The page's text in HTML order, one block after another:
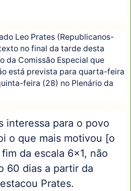
Leo Prates (Republicanos-
no final da tarde desta
da Comissão Especial que
está prevista para quarta-feira
feira (28) no Plenário da
interessa para o povo
o que mais motivou [o
da escala 6x1, não
60 dias a partir da
Prates.